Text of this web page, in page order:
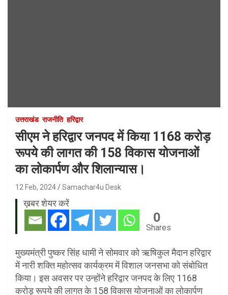
उत्तराखंड राजनीति हरिद्वार
सीएम ने हरिद्वार जनपद में किया 1168 करोड़
रूपये की लागत की 158 विकास योजनाओं
का लोकार्पण और शिलान्यास।
12 Feb, 2024 Samachar4u Desk
ख़बर शेयर करें
0
Shares
मुख्यमंत्री पुष्कर सिंह धामी ने सोमवार को ऋषिकुल मैदान हरिद्वार
में नारी शक्ति महोत्सव कार्यक्रम में विशाल जनसभा को संबोधित
किया। इस अवसर पर उन्होंने हरिद्वार जनपद के लिए 1168
करोड़ रूपये की लागत के 158 विकास योजनाओं का लोकार्पण